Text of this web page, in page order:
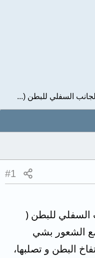
السفلي للبطن (...
#1
السفلي للبطن (
الشعور بشي
البطن و تصلبها،